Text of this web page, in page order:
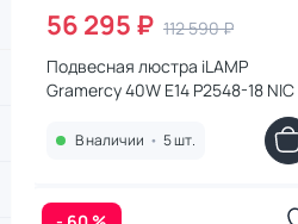
56 295 ₽ 112 590 ₽
Подвесная люстра iLAMP
Gramercy 40W E14 P2548-18 NIC
В наличии • 5 шт.